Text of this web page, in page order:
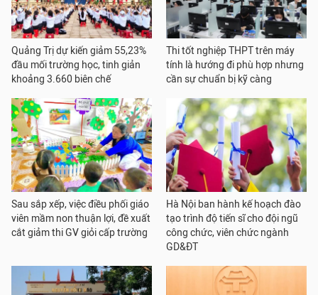
Quảng Trị dự kiến giảm 55,23%
đầu mối trường học, tinh giản
khoảng 3.660 biên chế
Thi tốt nghiệp THPT trên máy
tính là hướng đi phù hợp nhưng
cần sự chuẩn bị kỹ càng
Sau sắp xếp, việc điều phối giáo
viên mầm non thuận lợi, đề xuất
cắt giảm thi GV giỏi cấp trường
Hà Nội ban hành kế hoạch đào
tạo trình độ tiến sĩ cho đội ngũ
công chức, viên chức ngành
GD&ĐT